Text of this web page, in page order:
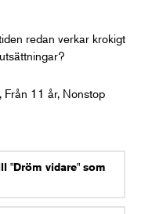
redan verkar krokigt
Från 11 år, Nonstop
"Dröm vidare" som